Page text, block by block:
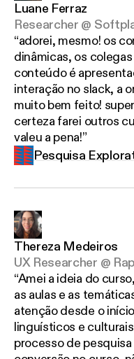
Luane Ferraz
Researcher @
adorei, mesmo! os
dinâmicas, os
conteúdo é
interação no slack, a
muito bem feito!
certeza farei outros
valeu a pena!
Pesquisa
Thereza Medeiros
UX Researcher @
Amei a ideia do
as aulas e as
atenção desde o
linguísticos e
processo de